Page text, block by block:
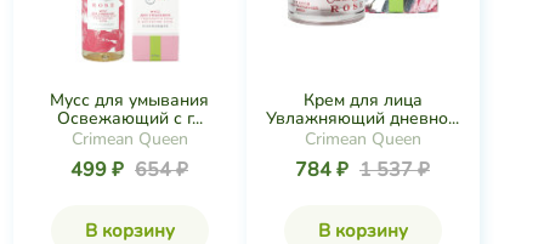
Мусс для умывания
Освежающий с г...
Crimean Queen
499 ₽ 654 ₽
В корзину
Крем для лица
Увлажняющий дневно...
Crimean Queen
784 ₽ 1 537 ₽
В корзину